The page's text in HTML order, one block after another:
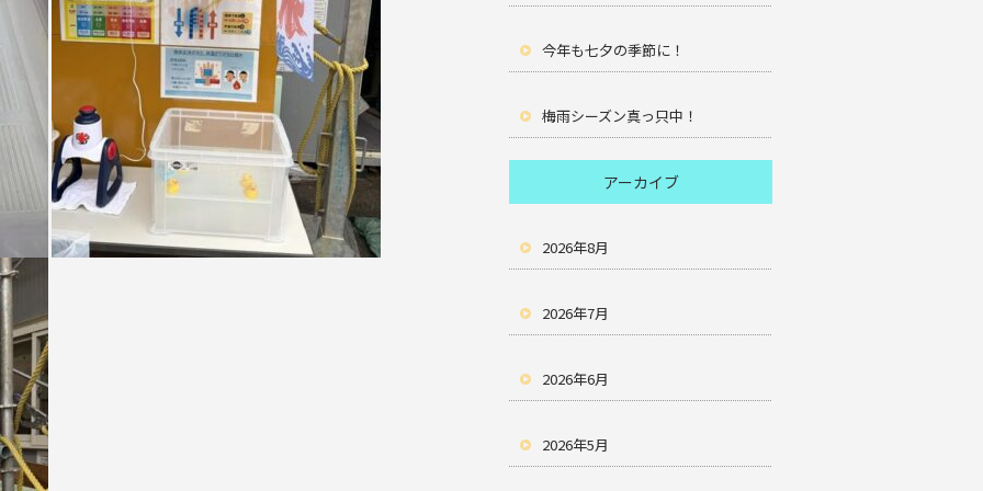
今年も七夕の季節に！
梅雨シーズン真っ只中！
アーカイブ
2026年8月
2026年7月
2026年6月
2026年5月